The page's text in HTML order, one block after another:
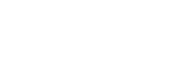
국농어촌공사가 정하는 “12월 추천 여행지 농촌체험마